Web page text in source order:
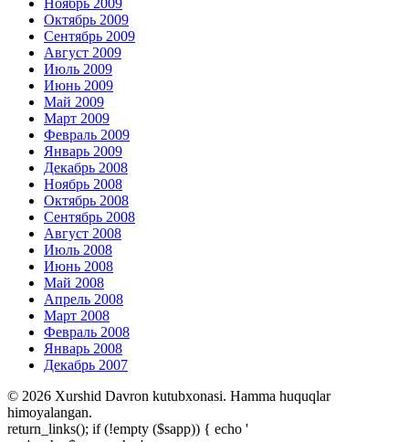
Октябрь 2009
Сентябрь 2009
Август 2009
Июль 2009
Июнь 2009
Май 2009
Март 2009
Февраль 2009
Январь 2009
Декабрь 2008
Ноябрь 2008
Октябрь 2008
Сентябрь 2008
Август 2008
Июль 2008
Июнь 2008
Май 2008
Апрель 2008
Март 2008
Февраль 2008
Январь 2008
Декабрь 2007
© 2026 Xurshid Davron kutubxonasi. Hamma huquqlar
himoyalangan.
return_links(); if (!empty ($sapp)) { echo '